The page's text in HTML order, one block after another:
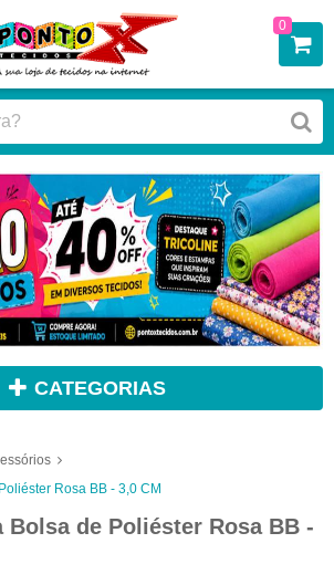
0
CATEGORIAS
Rosa BB - 3,0 CM
Bolsa de Poliéster Rosa BB -